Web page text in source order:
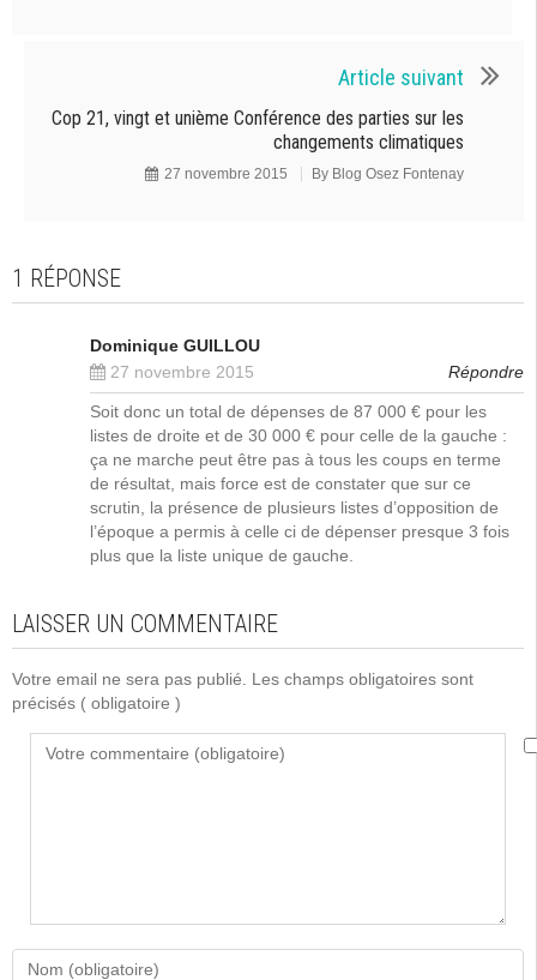
Article suivant
Cop 21, vingt et unième Conférence des parties sur les
changements climatiques
27 novembre 2015 By Blog Osez Fontenay
1 RÉPONSE
Dominique GUILLOU
27 novembre 2015
Répondre
Soit donc un total de dépenses de 87 000 € pour les
listes de droite et de 30 000 € pour celle de la gauche :
ça ne marche peut être pas à tous les coups en terme
de résultat, mais force est de constater que sur ce
scrutin, la présence de plusieurs listes d’opposition de
l’époque a permis à celle ci de dépenser presque 3 fois
plus que la liste unique de gauche.
LAISSER UN COMMENTAIRE
Votre email ne sera pas publié. Les champs obligatoires sont
précisés ( obligatoire )